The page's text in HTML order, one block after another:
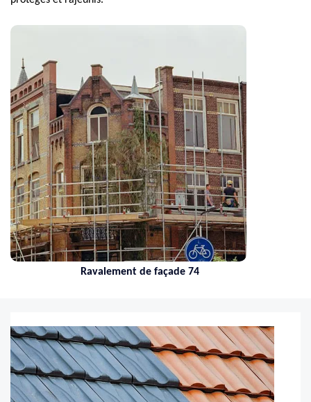
Ravalement de façade 74